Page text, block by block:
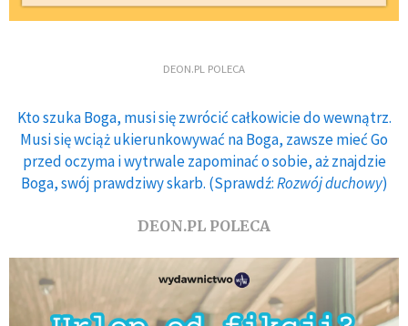
DEON.PL POLECA
Kto szuka Boga, musi się zwrócić całkowicie do wewnątrz.
Musi się wciąż ukierunkowywać na Boga, zawsze mieć Go
przed oczyma i wytrwale zapominać o sobie, aż znajdzie
Boga, swój prawdziwy skarb. (Sprawdź:Rozwój duchowy)
DEON.PL POLECA